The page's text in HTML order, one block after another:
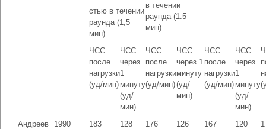
стью в течении
раунда (1,5
мин)
в течении
раунда (1.5
мин)
ЧСС
после
нагрузки
(уд/мин)
ЧСС
через
1
минуту
(уд/
мин)
ЧСС
после
нагрузки
(уд/мин)
ЧСС
через 1
минуту
(уд/
мин)
ЧСС
после
нагрузки
(уд/мин)
ЧСС
через
1
минуту
(уд/
мин)
Андреев
1990 183 128 176 126 167 120